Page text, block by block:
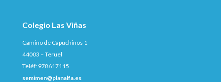
Colegio Las Viñas
Camino de Capuchinos 1
44003 – Teruel
Teléf: 978617115
semimen@planalfa.es